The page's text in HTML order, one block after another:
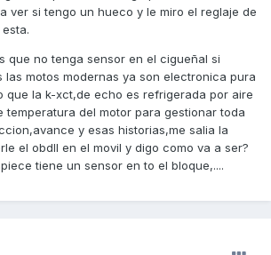
ver si tengo un hueco y le miro el reglaje de
que no tenga sensor en el cigueñal si
las motos modernas ya son electronica pura
que la k-xct,de echo es refrigerada por aire
temperatura del motor para gestionar toda
y esas historias,me salia la
el obdII en el movil y digo como va a ser?
tiene un sensor en to el bloque,....